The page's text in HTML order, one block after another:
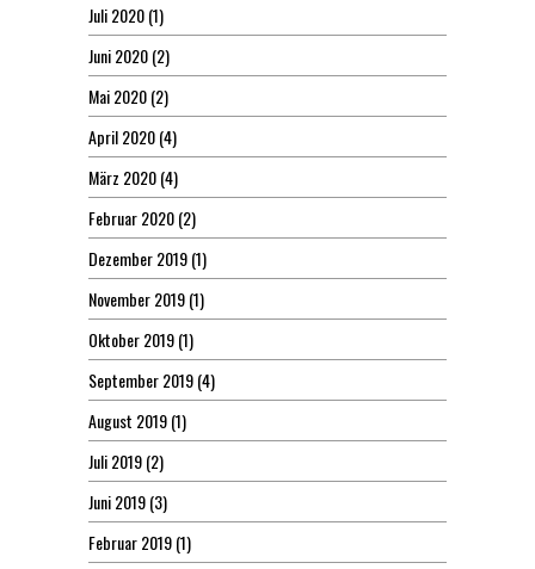
Juli 2020(1)
Juni 2020(2)
Mai 2020(2)
April 2020(4)
März 2020(4)
Februar 2020(2)
Dezember 2019(1)
November 2019(1)
Oktober 2019(1)
September 2019(4)
August 2019(1)
Juli 2019(2)
Juni 2019(3)
Februar 2019(1)